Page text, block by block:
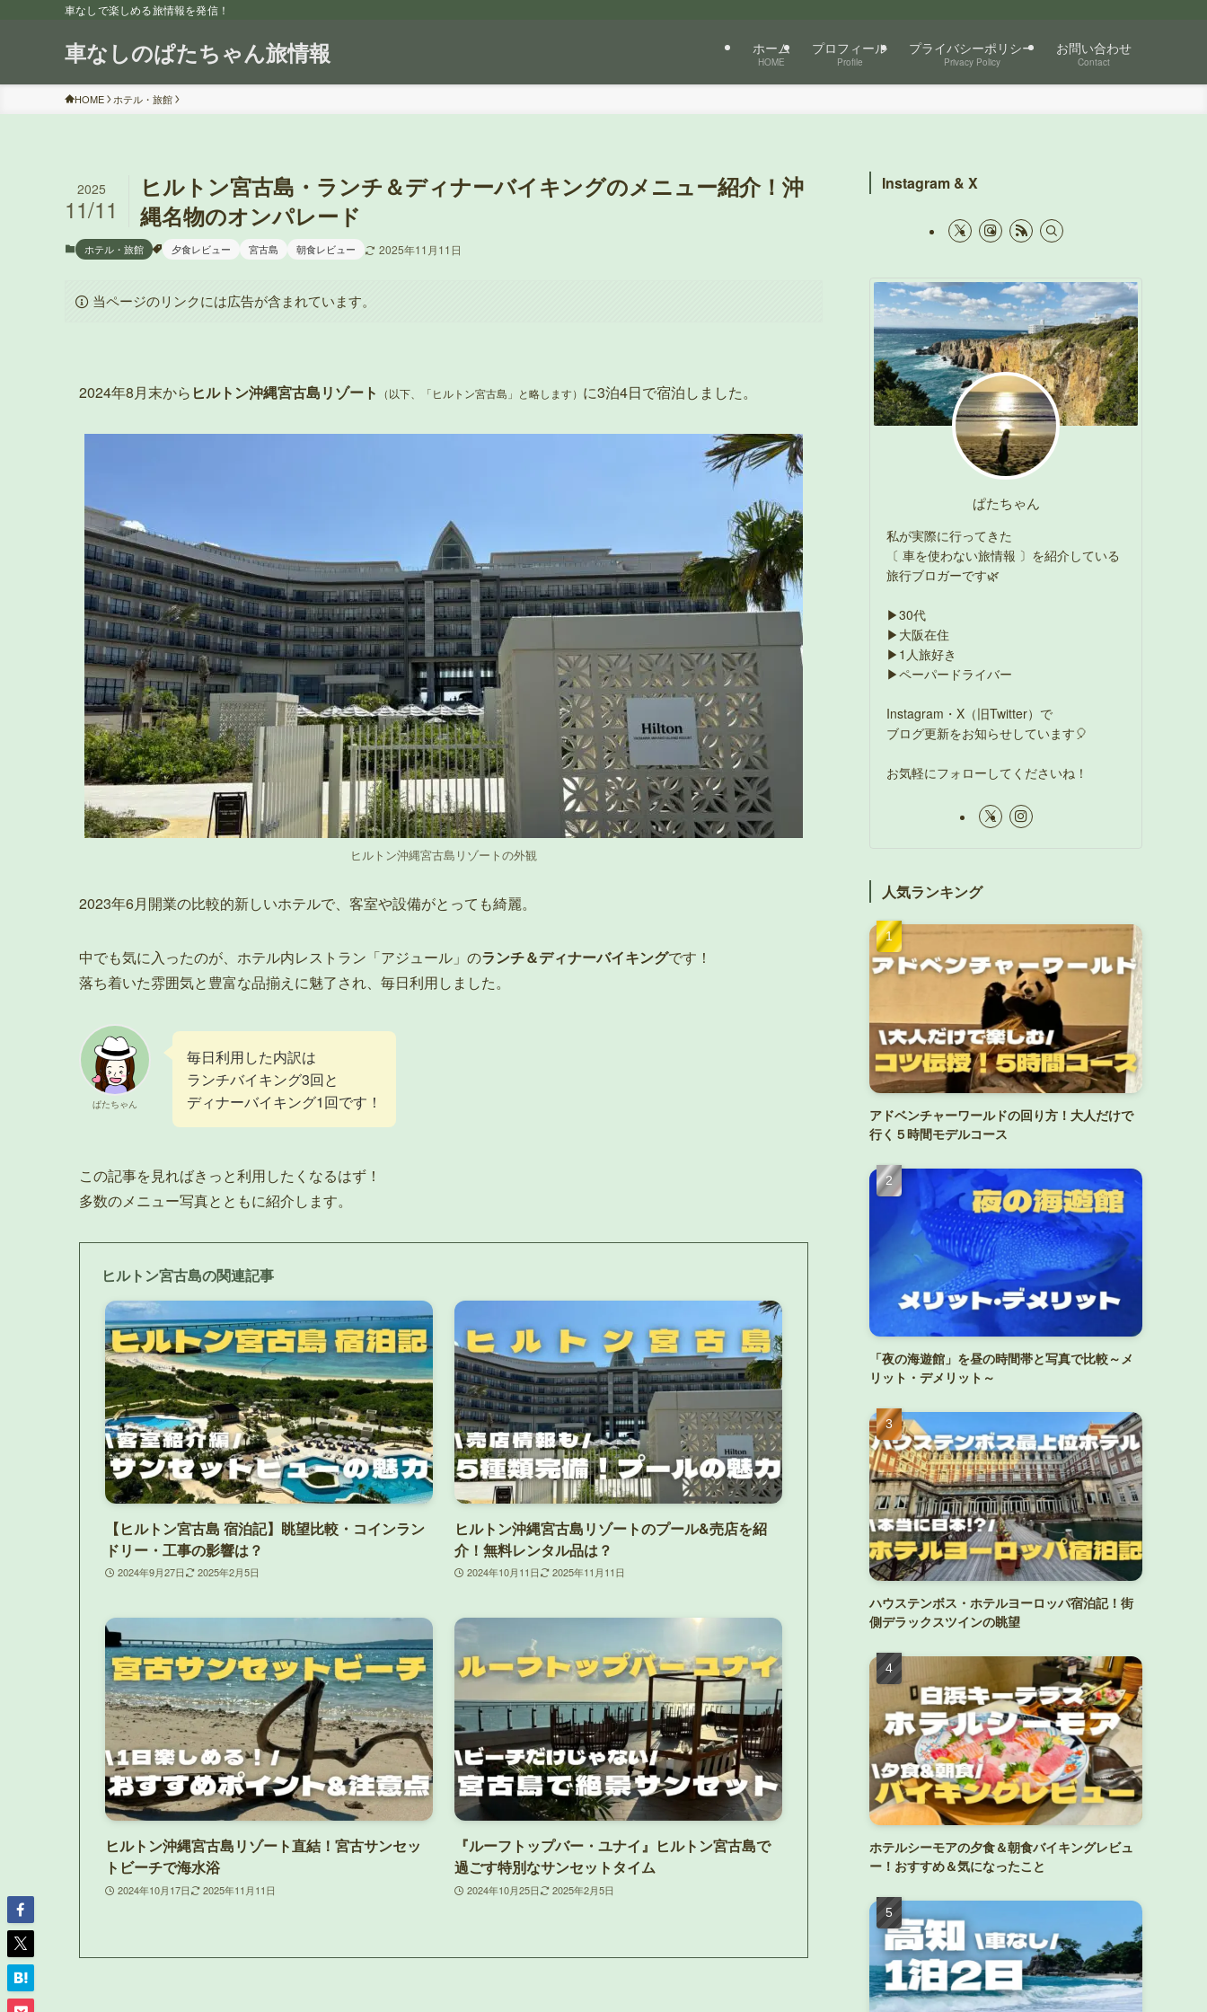
車なしで楽しめる旅情報を発信！
車なしのぱたちゃん旅情報 ホーム
HOME
プロフィール
Profile
プライバシーポリシー
Privacy Policy
お問い合わせ
Contact
HOME ホテル・旅館
ヒルトン宮古島・ランチ＆ディナーバイキングのメニュー紹介！沖
縄名物のオンパレード
2025
11/11
ホテル・旅館 夕食レビュー 宮古島 朝食レビュー 2025年11月11日
当ページのリンクには広告が含まれています。
2024年8月末から ヒルトン沖縄宮古島リゾート （以下、「ヒルトン宮古島」と略します） に3泊4日で宿泊しました。
ヒルトン沖縄宮古島リゾートの外観
2023年6月開業の比較的新しいホテルで、客室や設備がとっても綺麗。
中でも気に入ったのが、ホテル内レストラン「アジュール」のランチ＆ディナーバイキングです！
落ち着いた雰囲気と豊富な品揃えに魅了され、毎日利用しました。
ぱたちゃん
毎日利用した内訳は
ランチバイキング3回と
ディナーバイキング1回です！
この記事を見ればきっと利用したくなるはず！
多数のメニュー写真とともに紹介します。
ヒルトン宮古島の関連記事
【ヒルトン宮古島 宿泊記】眺望比較・コインラン
ドリー・工事の影響は？
2024年9月27日 2025年2月5日
ヒルトン沖縄宮古島リゾートのプール&売店を紹
介！無料レンタル品は？
2024年10月11日 2025年11月11日
ヒルトン沖縄宮古島リゾート直結！宮古サンセッ
トビーチで海水浴
2024年10月17日 2025年11月11日
『ルーフトップバー・ユナイ』ヒルトン宮古島で
過ごす特別なサンセットタイム
2024年10月25日 2025年2月5日
Instagram & X
ぱたちゃん
私が実際に行ってきた
〔 車を使わない旅情報 〕を紹介している
旅行ブロガーです🌿
▶30代
▶大阪在住
▶1人旅好き
▶ペーパードライバー
Instagram・X（旧Twitter）で
ブログ更新をお知らせしています🎈
お気軽にフォローしてくださいね！
人気ランキング
アドベンチャーワールドの回り方！大人だけで
行く５時間モデルコース
「夜の海遊館」を昼の時間帯と写真で比較～メ
リット・デメリット～
ハウステンボス・ホテルヨーロッパ宿泊記！街
側デラックスツインの眺望
ホテルシーモアの夕食＆朝食バイキングレビュ
ー！おすすめ＆気になったこと